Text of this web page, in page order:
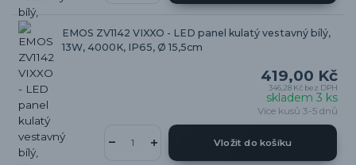
EMOS ZV1142 VIXXO - LED panel kulatý vestavný bílý,
13W, 4000K, IP65, Ø 15,5cm
419,00 Kč
346,28 Kč bez DPH
skladem 3 ks
Více kusů 3-5 dnů
Vložit do košíku